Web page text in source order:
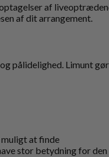
af
af dit arrangement.
pålidelighed. Limunt
at finde
stor betydning for den